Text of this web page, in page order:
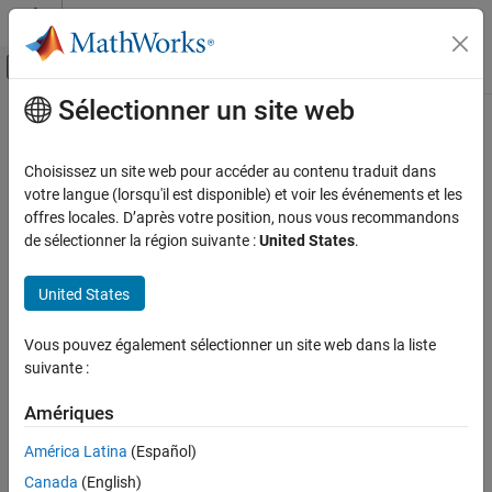
Passer au contenu
Activer/désactiver l'affichage du menu
Accueil de la documentation
STM32 Microcontroller Blockset
Catégorie
Power Conversion
Audio
Contenu principal
Deep Learning
Extend deep learning workflows on STM32 processors for
computer vision, image processing, signals, audio, and text
analytics
computer vision, image processing, signal processing, audio, and
text analytics applications.
Topics
Build a neural network for virtual position sensing.
Featured Examples
Sélectionner un site web
Choisissez un site web pour accéder au contenu traduit dans
votre langue (lorsqu'il est disponible) et voir les événements et les
offres locales. D’après votre position, nous vous recommandons
de sélectionner la région suivante :United States.
United States
Vous pouvez également sélectionner un site web dans la liste
suivante :
Amériques
América Latina (Español)
Canada (English)